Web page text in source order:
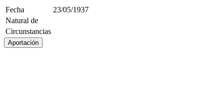
Fecha
23/05/1937
Natural de
Circunstancias